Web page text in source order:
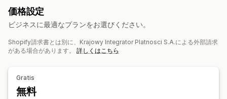
価格設定
ビジネスに最適なプランをお選びください。
Shopify請求書とは別に、Krajowy Integrator Platnosci S.A.による外部請求
がある場合があります。 詳しくはこちら
Gratis
無料